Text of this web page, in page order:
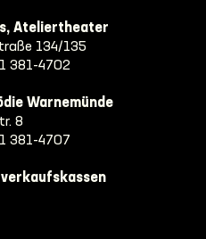
Ateliertheater
134/135
381-4702
Warnemünde
8
381-4707